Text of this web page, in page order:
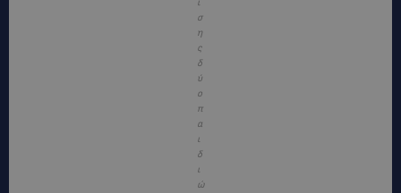
σ
η
ς
δ
ύ
ο
π
α
ι
δ
ι
ώ